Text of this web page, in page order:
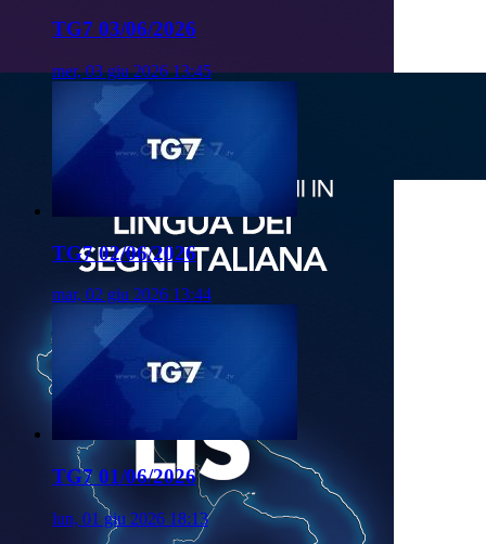
TG7 03/06/2026
mer, 03 giu 2026 13:45
TG7 02/06/2026
mar, 02 giu 2026 13:44
TG7 01/06/2026
lun, 01 giu 2026 18:13